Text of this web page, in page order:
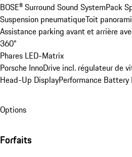
BOSE® Surround Sound SystemPack
Suspension pneumatiqueToit
Assistance parking avant et arrière
360°
Phares LED-Matrix
Porsche InnoDrive incl. régulateur de
Head-Up DisplayPerformance Battery
Options
Forfaits